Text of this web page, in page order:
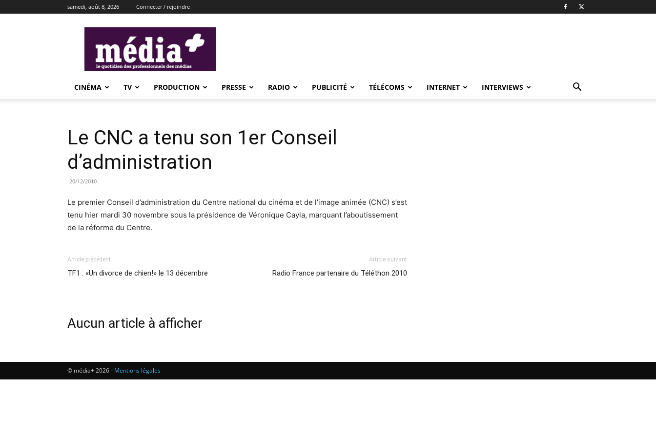
samedi, août 8, 2026 Connecter / rejoindre
CINÉMA TV PRODUCTION PRESSE RADIO PUBLICITÉ TÉLÉCOMS INTERNET INTERVIEWS
Le CNC a tenu son 1er Conseil
d’administration
20/12/2010
Le premier Conseil d’administration du Centre national du cinéma et de l’image animée (CNC) s’est
tenu hier mardi 30 novembre sous la présidence de Véronique Cayla, marquant l’aboutissement
de la réforme du Centre.
Article précédent
TF1 : «Un divorce de chien!» le 13 décembre
Article suivant
Radio France partenaire du Téléthon 2010
Aucun article à afficher
© média+ 2026 - Mentions légales